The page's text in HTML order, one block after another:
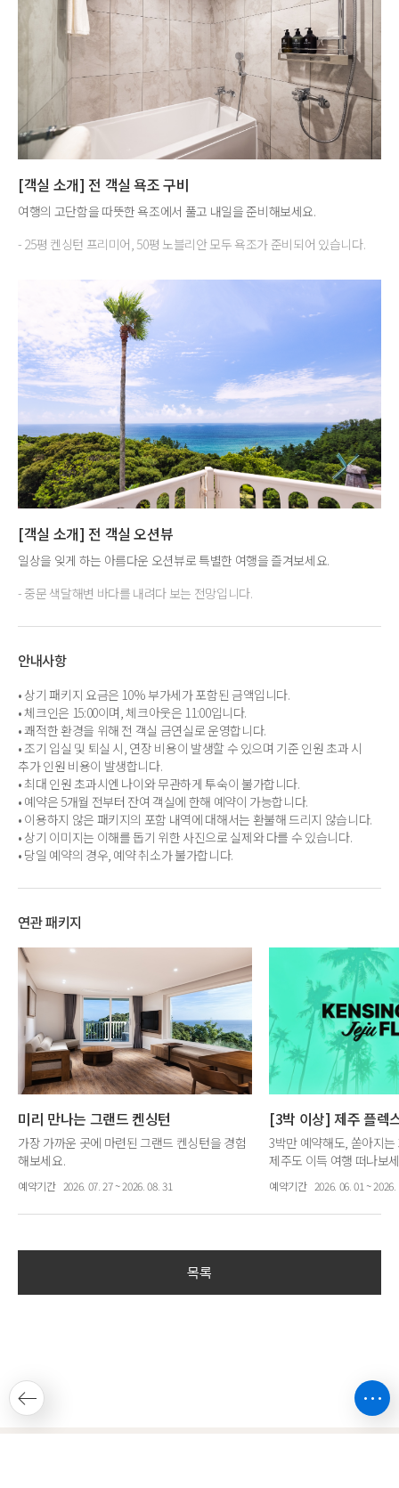
[객실 소개] 전 객실 욕조 구비
여행의 고단함을 따뜻한 욕조에서 풀고 내일을 준비해보세요.
- 25평 켄싱턴 프리미어, 50평 노블리안 모두 욕조가 준비되어 있습니다.
[객실 소개] 전 객실 오션뷰
일상을 잊게 하는 아름다운 오션뷰로 특별한 여행을 즐겨보세요.
- 중문 색달해변 바다를 내려다 보는 전망입니다.
안내사항
• 상기 패키지 요금은 10% 부가세가 포함된 금액입니다.
• 체크인은 15:00이며, 체크아웃은 11:00입니다.
• 쾌적한 환경을 위해 전 객실 금연실로 운영합니다.
• 조기 입실 및 퇴실 시, 연장 비용이 발생할 수 있으며 기준 인원 초과 시
추가 인원 비용이 발생합니다.
• 최대 인원 초과시엔 나이와 무관하게 투숙이 불가합니다.
• 예약은 5개월 전부터 잔여 객실에 한해 예약이 가능합니다.
• 이용하지 않은 패키지의 포함 내역에 대해서는 환불해 드리지 않습니다.
• 상기 이미지는 이해를 돕기 위한 사진으로 실제와 다를 수 있습니다.
• 당일 예약의 경우, 예약 취소가 불가합니다.
연관 패키지
미리 만나는 그랜드 켄싱턴
가장 가까운 곳에 마련된 그랜드 켄싱턴을 경험
해보세요.
노블리안 객실 주중 20% 할인
예약기간 2026. 07. 27 ~ 2026. 08. 31
[3박 이상] 제주 플렉
3박만 예약해도, 쏟아지
제주도 이득 여행 떠나보
[3박 이상] 객실 20% 할
예약기간 2026. 06. 01 ~ 2026.
목록